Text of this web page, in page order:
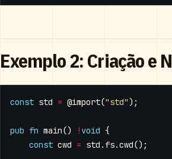
Exemplo 2: Criação e
const std = @import("std");
pub fn main() ! void {
const cwd = std . fs.cwd();